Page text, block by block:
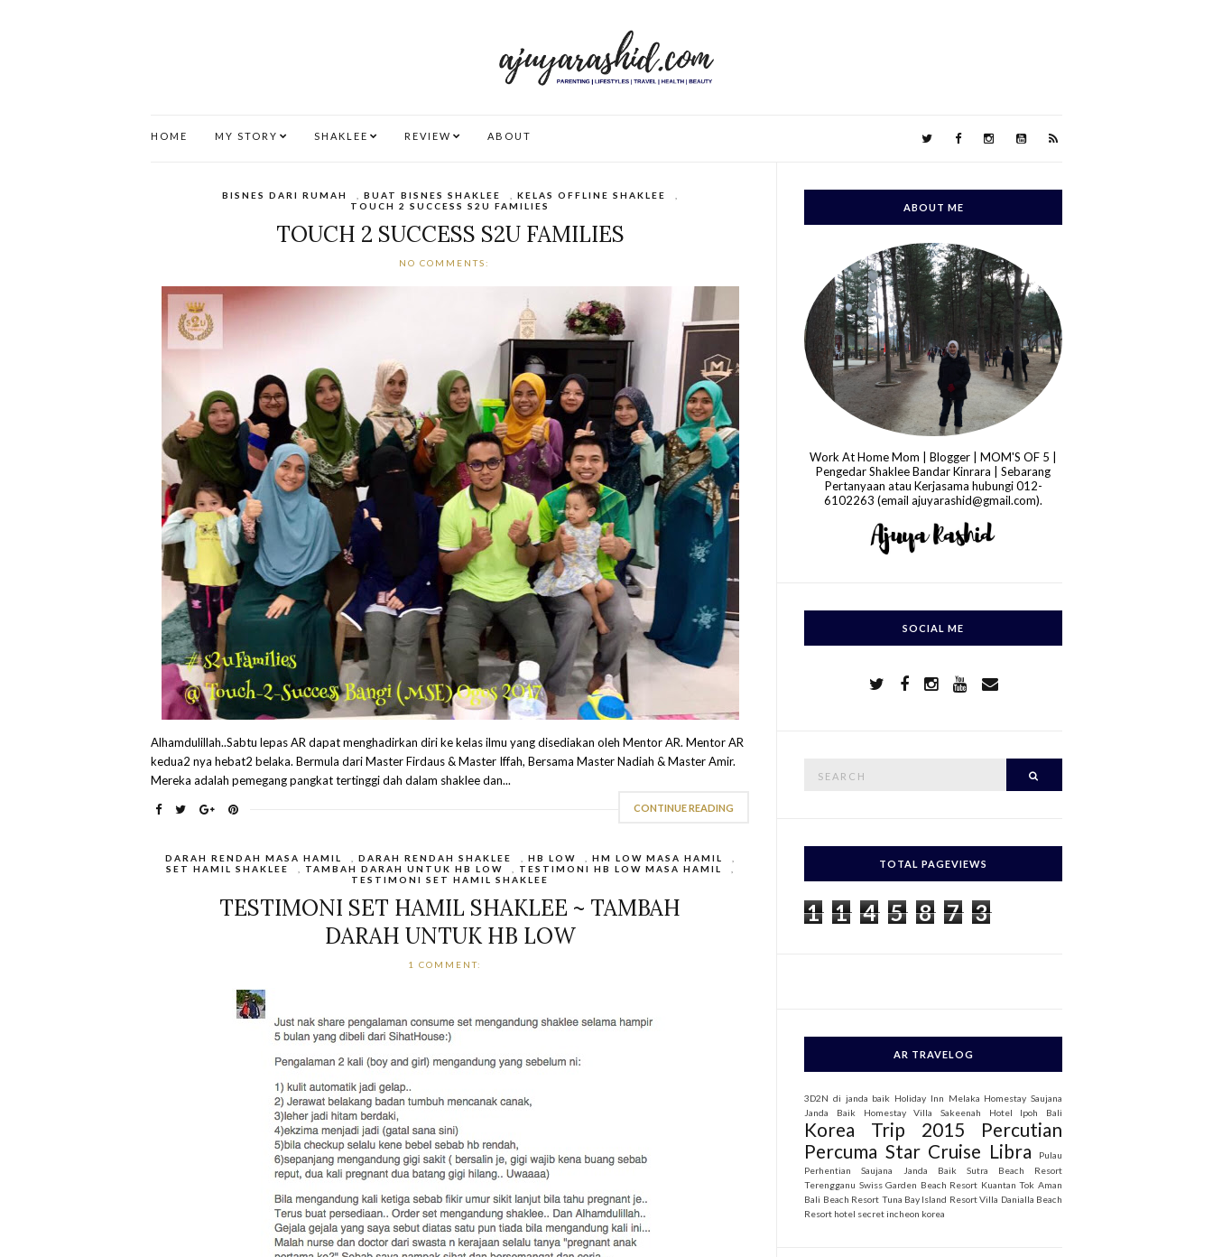
HOME MY STORY SHAKLEE REVIEW ABOUT
BISNES DARI RUMAH BUAT BISNES SHAKLEE KELAS OFFLINE SHAKLEE
TOUCH 2 SUCCESS S2U FAMILIES
TOUCH 2 SUCCESS S2U FAMILIES
NO COMMENTS:
Alhamdulillah..Sabtu lepas AR dapat menghadirkan diri ke kelas ilmu yang disediakan oleh Mentor AR. Mentor AR
kedua2 nya hebat2 belaka. Bermula dari Master Firdaus & Master Iffah, Bersama Master Nadiah & Master Amir.
Mereka adalah pemegang pangkat tertinggi dah dalam shaklee dan...
CONTINUE READING
DARAH RENDAH MASA HAMIL DARAH RENDAH SHAKLEE HB LOW HM LOW MASA HAMIL
SET HAMIL SHAKLEE
TAMBAH DARAH UNTUK HB LOW TESTIMONI HB LOW MASA HAMIL
TESTIMONI SET HAMIL SHAKLEE
TESTIMONI SET HAMIL SHAKLEE ~ TAMBAH
DARAH UNTUK HB LOW
1 COMMENT:
ABOUT ME
Work At Home Mom | Blogger | MOM'S OF 5 |
Pengedar Shaklee Bandar Kinrara | Sebarang
Pertanyaan atau Kerjasama hubungi 012-
6102263 (email ajuyarashid@gmail.com).
SOCIAL ME
r
TOTAL PAGEVIEWS
1 1 4 5 8 7 3
AR TRAVELOG
3D2N di janda baik Holiday Inn Melaka Homestay Saujana
Janda Baik
Homestay Villa Sakeenah Hotel Ipoh Bali
Korea Trip 2015
Percutian
Percuma Star Cruise Libra
Pulau
Perhentian
Saujana Janda Baik
Sutra Beach Resort
Terengganu Swiss Garden Beach Resort Kuantan Tok Aman
Bali Beach Resort Tuna Bay Island Resort Villa Danialla Beach
Resort hotel secret incheon korea